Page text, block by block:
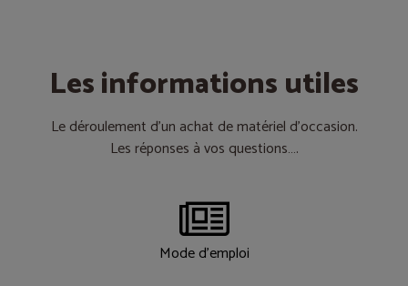
Les informations utiles
Le déroulement d’un achat de matériel d’occasion.
Les réponses à vos questions….
Mode d'emploi